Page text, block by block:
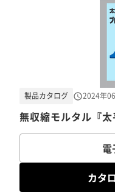
無収縮モルタル『太
製品カタログ 2024年
カタ